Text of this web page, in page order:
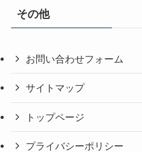
その他
お問い合わせフォーム
サイトマップ
トップページ
プライバシーポリシー